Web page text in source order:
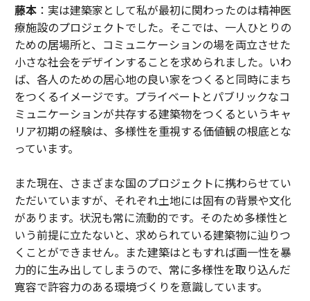
藤本：実は建築家として私が最初に関わったのは精神医
療施設のプロジェクトでした。そこでは、一人ひとりの
ための居場所と、コミュニケーションの場を両立させた
小さな社会をデザインすることを求められました。いわ
ば、各人のための居心地の良い家をつくると同時にまち
をつくるイメージです。プライベートとパブリックなコ
ミュニケーションが共存する建築物をつくるというキャ
リア初期の経験は、多様性を重視する価値観の根底とな
っています。
また現在、さまざまな国のプロジェクトに携わらせてい
ただいていますが、それぞれ土地には固有の背景や文化
があります。状況も常に流動的です。そのため多様性と
いう前提に立たないと、求められている建築物に辿りつ
くことができません。また建築はともすれば画一性を暴
力的に生み出してしまうので、常に多様性を取り込んだ
寛容で許容力のある環境づくりを意識しています。